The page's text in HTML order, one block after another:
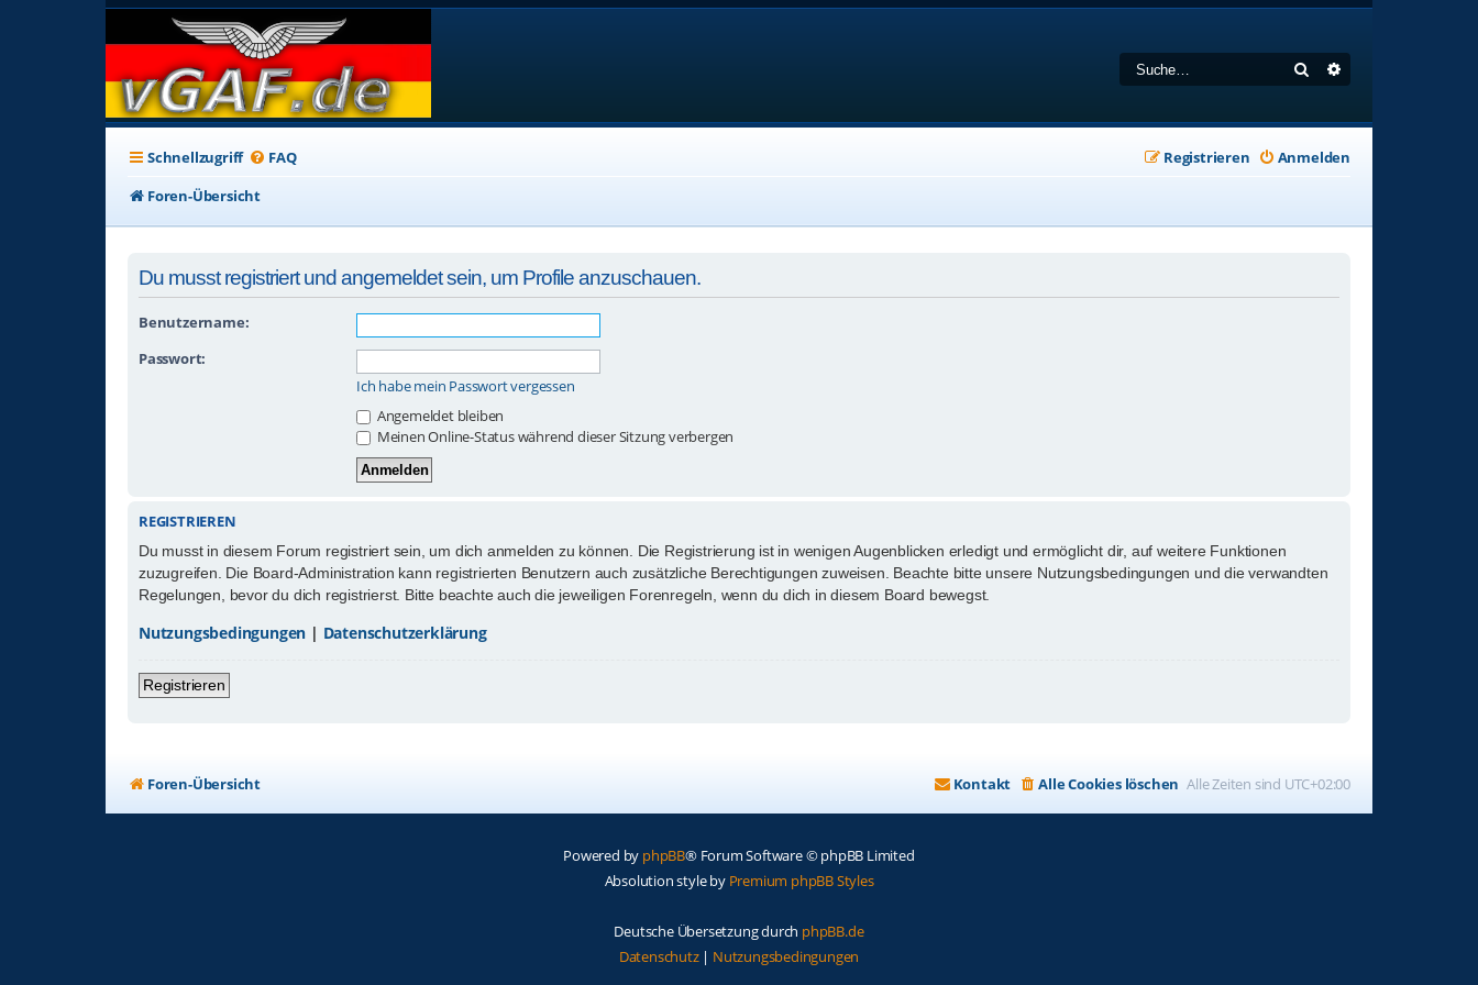
Suche
Schnellzugriff FAQ Anmelden
Registrieren
Foren-Übersicht
Du musst registriert und angemeldet sein, um Profile anzuschauen.
Benutzername:
Passwort:
Ich habe mein Passwort vergessen
Angemeldet bleiben
Meinen Online-Status während dieser Sitzung verbergen
REGISTRIEREN
Du musst in diesem Forum registriert sein, um dich anmelden zu können. Die Registrierung ist in wenigen Augenblicken erledigt und ermöglicht dir, auf weitere Funktionen
zuzugreifen. Die Board-Administration kann registrierten Benutzern auch zusätzliche Berechtigungen zuweisen. Beachte bitte unsere Nutzungsbedingungen und die verwandten
Regelungen, bevor du dich registrierst. Bitte beachte auch die jeweiligen Forenregeln, wenn du dich in diesem Board bewegst.
Nutzungsbedingungen | Datenschutzerklärung
Registrieren
Foren-Übersicht Alle Zeiten sind UTC+02:00
Alle Cookies löschen
Kontakt
Powered by phpBB® Forum Software © phpBB Limited
Absolution style by Premium phpBB Styles
Deutsche Übersetzung durch phpBB.de
Datenschutz| Nutzungsbedingungen